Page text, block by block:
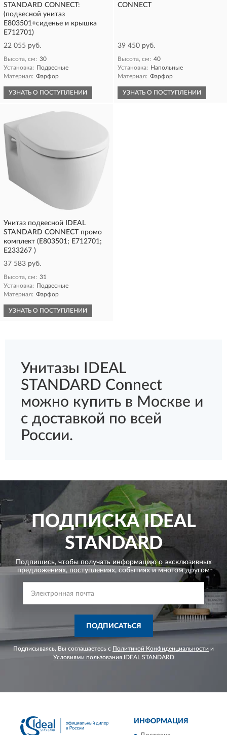
STANDARD CONNECT:
(подвесной унитаз
E803501+сиденье и крышка
E712701)
22 055 руб.
Высота, см: 30
Установка: Подвесные
Материал: Фарфор
УЗНАТЬ О ПОСТУПЛЕНИИ
CONNECT
39 450 руб.
Высота, см: 40
Установка: Напольные
Материал: Фарфор
УЗНАТЬ О ПОСТУПЛЕНИИ
Унитаз подвесной IDEAL
STANDARD CONNECT промо
комплект (E803501; E712701;
E233267 )
37 583 руб.
Высота, см: 31
Установка: Подвесные
Материал: Фарфор
УЗНАТЬ О ПОСТУПЛЕНИИ
Унитазы IDEAL
STANDARD Connect
можно купить в Москве и
с доставкой по всей
России.
ПОДПИСКАIDEAL
STANDARD
Подпишись, чтобы получать информацию о эксклюзивных
предложениях, поступлениях, событиях и многом другом
ПОДПИСАТЬСЯ
Подписываясь, Вы соглашаетесь с Политикой Конфиденциальности и
Условиями пользования IDEAL STANDARD
ИНФОРМАЦИЯ